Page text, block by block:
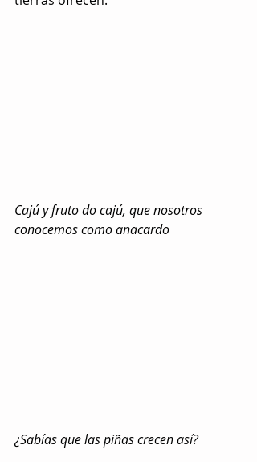
Cajú y fruto do cajú, que nosotros
conocemos como anacardo
¿Sabías que las piñas crecen así?